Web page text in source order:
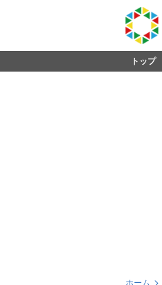
トップ
ホーム